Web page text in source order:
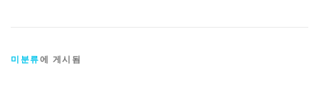
미분류에 게시됨